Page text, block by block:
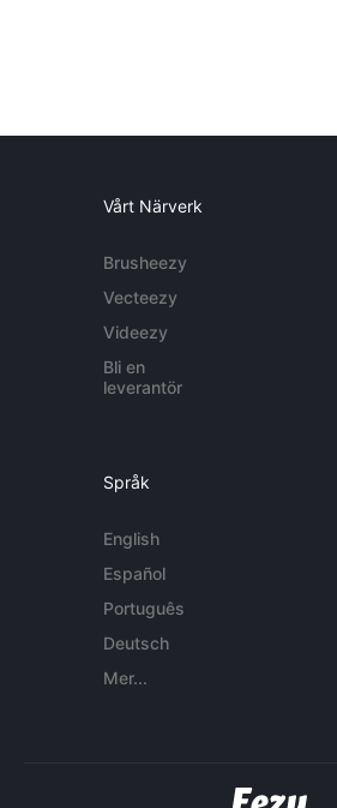
Vårt Närverk
Brusheezy
Vecteezy
Videezy
Bli en
leverantör
Språk
English
Español
Português
Deutsch
Mer...